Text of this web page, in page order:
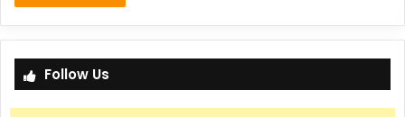
Follow Us